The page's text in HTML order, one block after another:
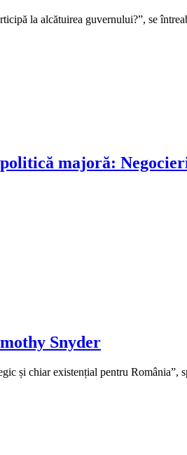
la alcătuirea guvernului?”, se
majoră:
Snyder
și chiar existențial pentru